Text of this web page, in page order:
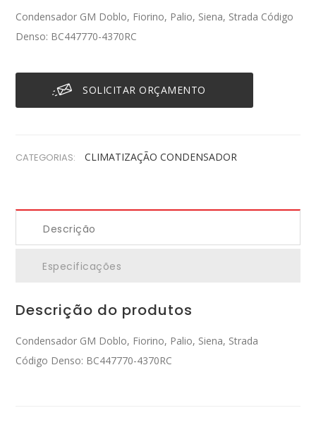
Condensador GM Doblo, Fiorino, Palio, Siena, Strada Código
Denso: BC447770-4370RC
SOLICITAR ORÇAMENTO
CATEGORIAS: CLIMATIZAÇÃOCONDENSADOR
Descrição
Especificações
Descrição do produtos
Condensador GM Doblo, Fiorino, Palio, Siena, Strada
Código Denso: BC447770-4370RC